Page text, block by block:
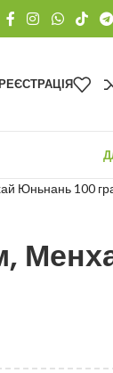
Юньнань 100